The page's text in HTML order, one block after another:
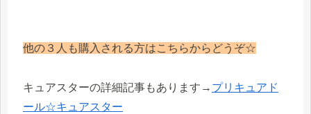
他の３人も購入される方はこちらからどうぞ☆
キュアスターの詳細記事もあります→ プリキュアド
ール☆キュアスター